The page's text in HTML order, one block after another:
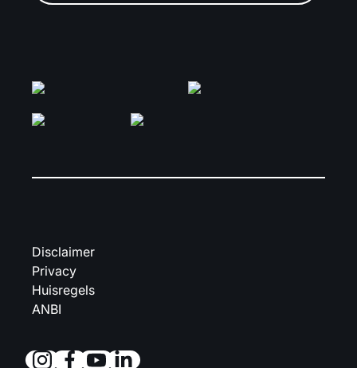
Disclaimer
Privacy
Huisregels
ANBI